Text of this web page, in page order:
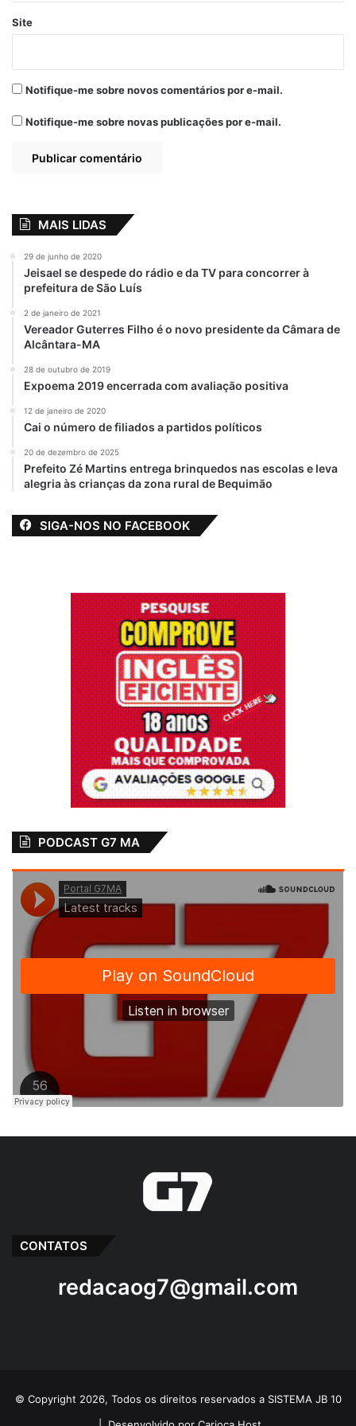
View this post on Instagram
Governador Carlos
bilionário na
Assembleia
Legislativa
7 de maio de 2026
Em "ALEMA-MA"
Mesmo o Estado
Brandão pegar mais
um empréstimo
bilionário
1 de abril de 2024
Em "MARANHÃO"
Ex-prefeito Braide
diz ter deixado R$
2 bilhões em caixa,
mas gestão
Esmênia Miranda
articula com
vereadores
empréstimo
bilionário
1 de junho de 2026
Em "DESTAQUE"
Assembleia Brandão
Fernando Braide Maranhão
Oposição R$2 bilhões
Vota contra Empréstimo
Site
Notifique-me sobre novos comentários por e-mail.
Notifique-me sobre novas publicações por e-mail.
MAIS LIDAS
29 de junho de 2020
Jeisael se despede do rádio e da TV para concorrer à
prefeitura de São Luís
2 de janeiro de 2021
Vereador Guterres Filho é o novo presidente da Câmara de
Alcântara-MA
28 de outubro de 2019
Expoema 2019 encerrada com avaliação positiva
12 de janeiro de 2020
Cai o número de filiados a partidos políticos
20 de dezembro de 2025
Prefeito Zé Martins entrega brinquedos nas escolas e leva
alegria às crianças da zona rural de Bequimão
SIGA-NOS NO FACEBOOK
PODCAST G7 MA
CONTATOS
redacaog7@gmail.com
© Copyright 2026, Todos os direitos reservados a SISTEMA JB 10